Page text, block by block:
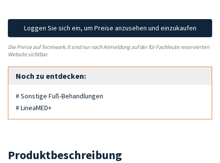
Loggen Sie sich ein, um Preise anzusehen und einzukaufen
Die Preise auf Tecniwork.it sind nur nach Anmeldung auf der für Fachleute reservierten
Website sichtbar.
Noch zu entdecken:
# Sonstige Fuß-Behandlungen
# LineaMED+
Produktbeschreibung